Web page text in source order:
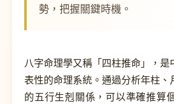
勢，把握關鍵時機。
八字命理學又稱「四柱推命」，
表性的命理系統。通過分析年柱、
的五行生剋關係，可以準確推算